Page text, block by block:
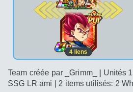
2e pos.
4 liens
Team créée par _Grimm_ | Unités
SSG LR ami | 2 items utilisés: 2